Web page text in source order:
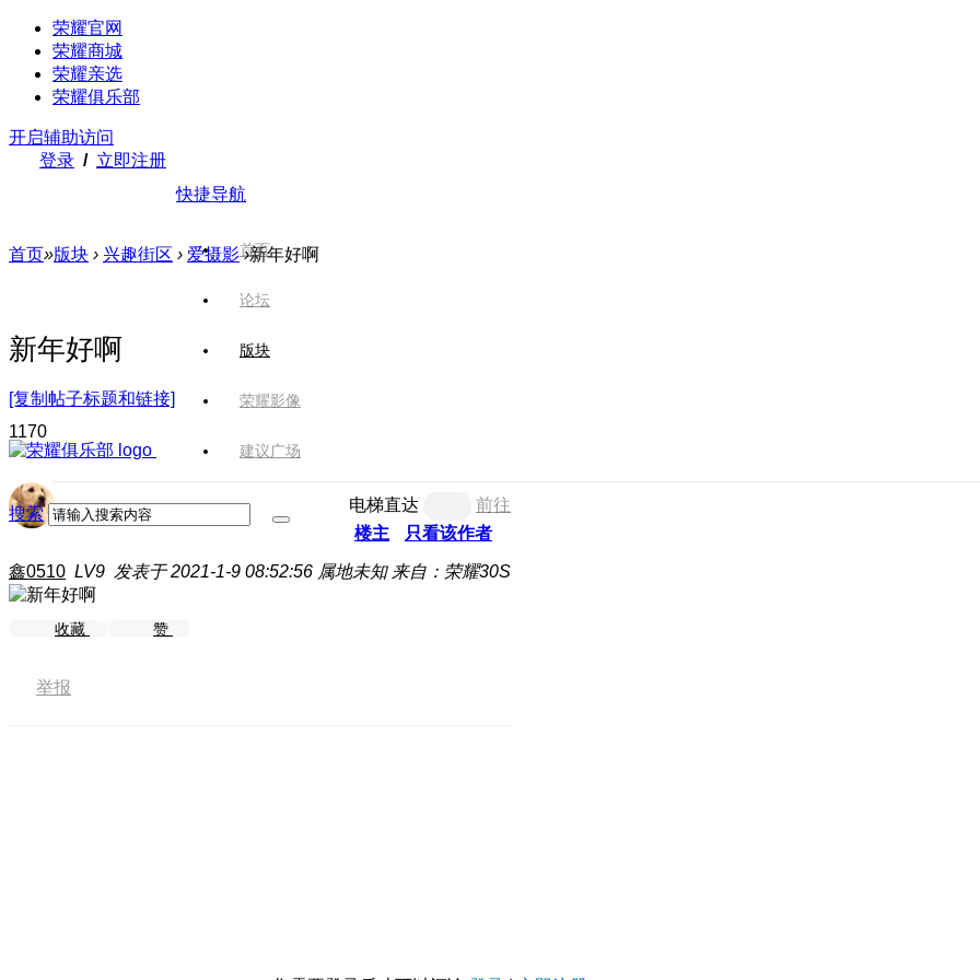
荣耀官网
荣耀商城
荣耀亲选
荣耀俱乐部
开启辅助访问
登录 / 立即注册
快捷导航
首页
论坛
版块
荣耀影像
建议广场
搜索
首页»版块 › 兴趣街区 › 爱摄影 ›新年好啊
新年好啊
[复制帖子标题和链接]
1170
电梯直达
前往
楼主
只看该作者
鑫0510 LV9 发表于 2021-1-9 08:52:56 属地未知 来自：荣耀30S
收藏 赞
举报